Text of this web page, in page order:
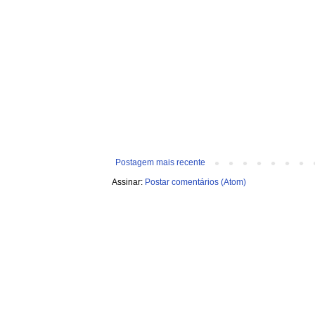
Postagem mais recente
Assinar: Postar comentários (Atom)